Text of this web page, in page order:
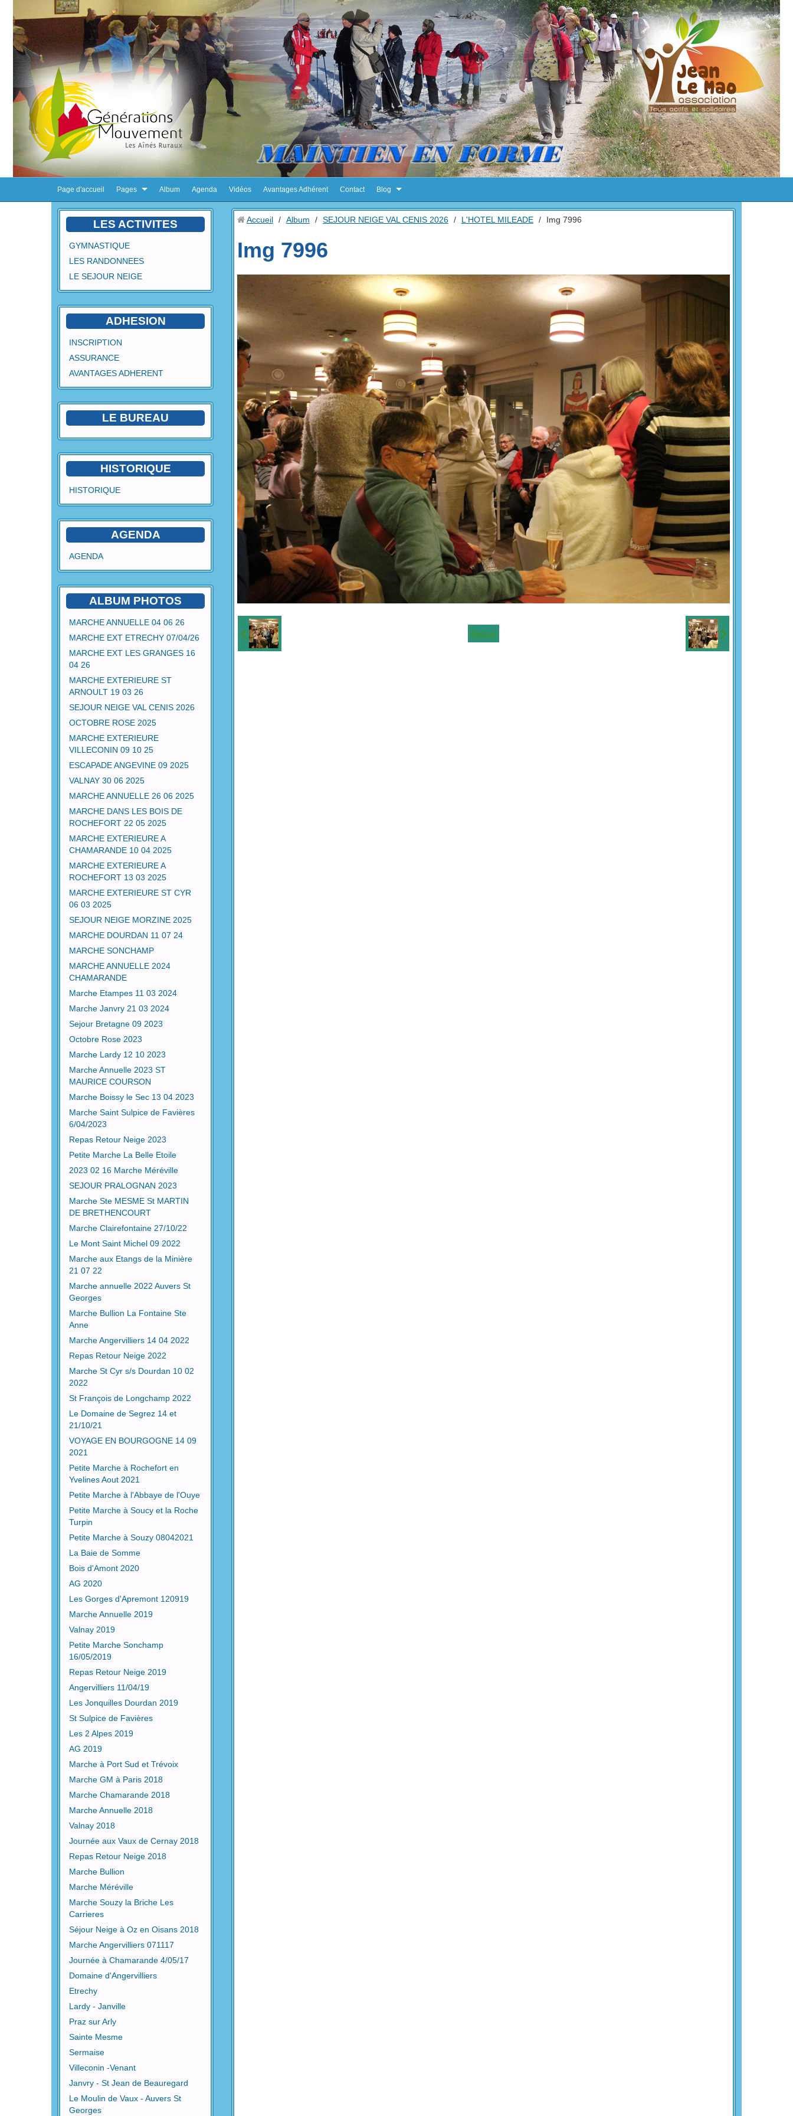
Page d'accueil Pages Album Agenda Vidéos Avantages Adhérent Contact Blog
LES ACTIVITES
GYMNASTIQUE
LES RANDONNEES
LE SEJOUR NEIGE
ADHESION
INSCRIPTION
ASSURANCE
AVANTAGES ADHERENT
LE BUREAU
HISTORIQUE
HISTORIQUE
AGENDA
AGENDA
ALBUM PHOTOS
MARCHE ANNUELLE 04 06 26
MARCHE EXT ETRECHY 07/04/26
MARCHE EXT LES GRANGES 16
04 26
MARCHE EXTERIEURE ST
ARNOULT 19 03 26
SEJOUR NEIGE VAL CENIS 2026
OCTOBRE ROSE 2025
MARCHE EXTERIEURE
VILLECONIN 09 10 25
ESCAPADE ANGEVINE 09 2025
VALNAY 30 06 2025
MARCHE ANNUELLE 26 06 2025
MARCHE DANS LES BOIS DE
ROCHEFORT 22 05 2025
MARCHE EXTERIEURE A
CHAMARANDE 10 04 2025
MARCHE EXTERIEURE A
ROCHEFORT 13 03 2025
MARCHE EXTERIEURE ST CYR
06 03 2025
SEJOUR NEIGE MORZINE 2025
MARCHE DOURDAN 11 07 24
MARCHE SONCHAMP
MARCHE ANNUELLE 2024
CHAMARANDE
Marche Etampes 11 03 2024
Marche Janvry 21 03 2024
Sejour Bretagne 09 2023
Octobre Rose 2023
Marche Lardy 12 10 2023
Marche Annuelle 2023 ST
MAURICE COURSON
Marche Boissy le Sec 13 04 2023
Marche Saint Sulpice de Favières
6/04/2023
Repas Retour Neige 2023
Petite Marche La Belle Etoile
2023 02 16 Marche Méréville
SEJOUR PRALOGNAN 2023
Marche Ste MESME St MARTIN
DE BRETHENCOURT
Marche Clairefontaine 27/10/22
Le Mont Saint Michel 09 2022
Marche aux Etangs de la Minière
21 07 22
Marche annuelle 2022 Auvers St
Georges
Marche Bullion La Fontaine Ste
Anne
Marche Angervilliers 14 04 2022
Repas Retour Neige 2022
Marche St Cyr s/s Dourdan 10 02
2022
St François de Longchamp 2022
Le Domaine de Segrez 14 et
21/10/21
VOYAGE EN BOURGOGNE 14 09
2021
Petite Marche à Rochefort en
Yvelines Aout 2021
Petite Marche à l'Abbaye de l'Ouye
Petite Marche à Soucy et la Roche
Turpin
Petite Marche à Souzy 08042021
La Baie de Somme
Bois d'Amont 2020
AG 2020
Les Gorges d'Apremont 120919
Marche Annuelle 2019
Valnay 2019
Petite Marche Sonchamp
16/05/2019
Repas Retour Neige 2019
Angervilliers 11/04/19
Les Jonquilles Dourdan 2019
St Sulpice de Favières
Les 2 Alpes 2019
AG 2019
Marche à Port Sud et Trévoix
Marche GM à Paris 2018
Marche Chamarande 2018
Marche Annuelle 2018
Valnay 2018
Journée aux Vaux de Cernay 2018
Repas Retour Neige 2018
Marche Bullion
Marche Méréville
Marche Souzy la Briche Les
Carrieres
Séjour Neige à Oz en Oisans 2018
Marche Angervilliers 071117
Journée à Chamarande 4/05/17
Domaine d'Angervilliers
Etrechy
Lardy - Janville
Praz sur Arly
Sainte Mesme
Sermaise
Villeconin -Venant
Janvry - St Jean de Beauregard
Le Moulin de Vaux - Auvers St
Georges
Accueil / Album / SEJOUR NEIGE VAL CENIS 2026 / L'HOTEL MILEADE / Img 7996
Img 7996
Retour